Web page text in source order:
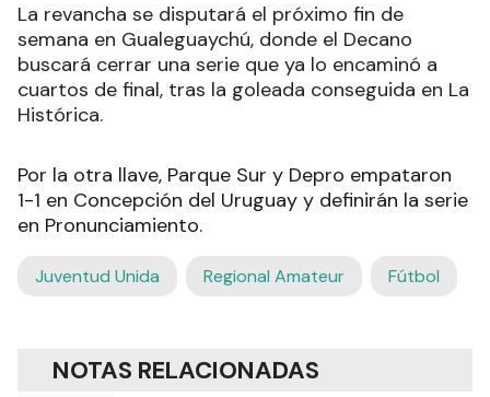
La revancha se disputará el próximo fin de
semana en Gualeguaychú, donde el Decano
buscará cerrar una serie que ya lo encaminó a
cuartos de final, tras la goleada conseguida en La
Histórica.
Por la otra llave, Parque Sur y Depro empataron
1-1 en Concepción del Uruguay y definirán la serie
en Pronunciamiento.
Juventud Unida Regional Amateur Fútbol
NOTAS RELACIONADAS